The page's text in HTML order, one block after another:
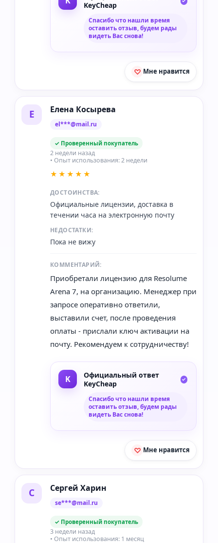
KeyCheap
Спасибо что нашли время
оставить отзыв, будем рады
видеть Вас снова!
Мне нравится
Е Елена Косырева
el***@mail.ru
✓ Проверенный покупатель
2 недели назад
• Опыт использования: 2 недели
★★★★★
ДОСТОИНСТВА:
Официальные лицензии, доставка в
течении часа на электронную почту
НЕДОСТАТКИ:
Пока не вижу
КОММЕНТАРИЙ:
Приобретали лицензию для Resolume
Arena 7, на организацию. Менеджер при
запросе оперативно ответили,
выставили счет, после проведения
оплаты - прислали ключ активации на
почту. Рекомендуем к сотрудничеству!
Официальный ответ
KeyCheap
Спасибо что нашли время
оставить отзыв, будем рады
видеть Вас снова!
Мне нравится
С Сергей Харин
se***@mail.ru
✓ Проверенный покупатель
3 недели назад
• Опыт использования: 1 месяц